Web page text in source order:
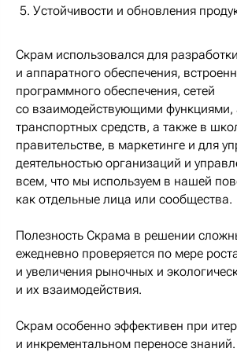
Устойчивости и обновления
Скрам использовался для
и аппаратного обеспечения,
программного обеспечения, сетей
со взаимодействующими функциями,
транспортных средств, а также в
правительстве, в маркетинге и для
деятельностью организаций и
всем, что мы используем в нашей
как отдельные лица или сообщества.
Полезность Скрама в решении
ежедневно проверяется по мере
и увеличения рыночных и
и их взаимодействия.
Скрам особенно эффективен при
и инкрементальном переносе знаний.